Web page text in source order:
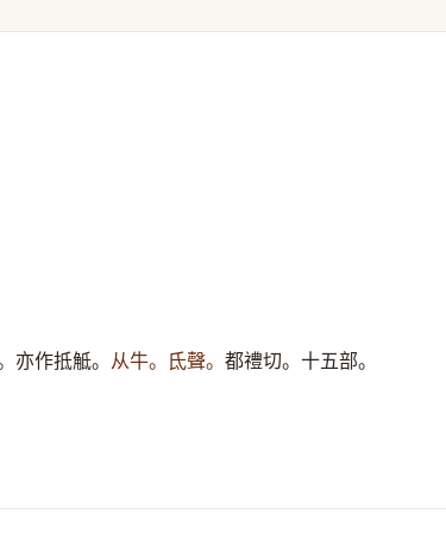
亦作抵觝。 从牛。氐聲。 都禮切。十五部。